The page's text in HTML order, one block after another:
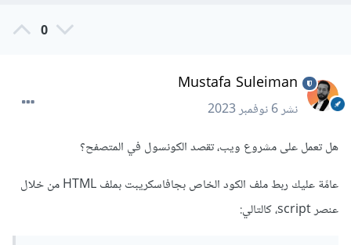
0
Mustafa Suleiman
نشر6 نوفمبر 2023
هل تعمل على مشروع ويب، تقصد الكونسول في المتصفح؟
عامًة عليك ربط ملف الكود الخاص بجافاسكريبت بملف HTML من خلال
عنصر script، كالتالي: